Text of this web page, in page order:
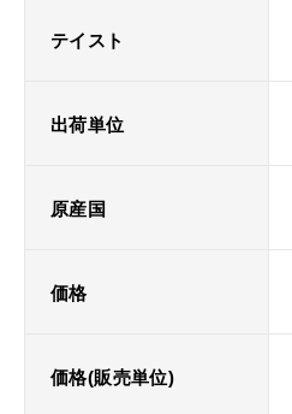
テイスト
出荷単位
原産国
価格
価格(販売単位)